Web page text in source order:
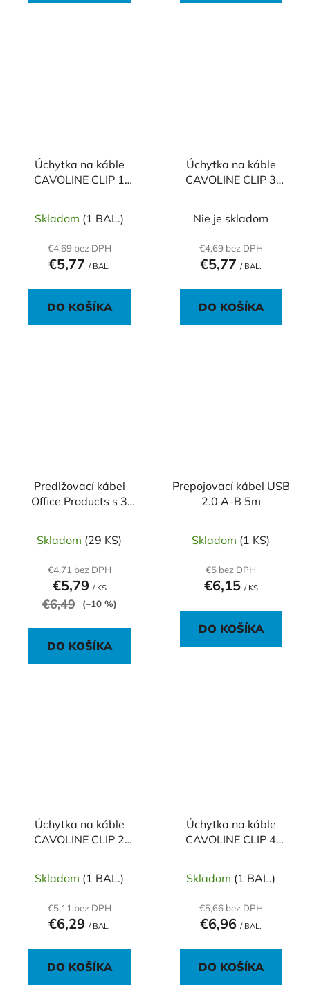
Úchytka na káble
CAVOLINE CLIP 1
Skladom (1 BAL.)
€4,69 bez DPH
€5,77 / BAL.
DO KOŠÍKA
Úchytka na káble
CAVOLINE CLIP 3
Nie je skladom
€4,69 bez DPH
€5,77 / BAL.
DO KOŠÍKA
Predlžovací kábel
Office Products s 3
Skladom (29 KS)
€4,71 bez DPH
€5,79 / KS
€6,49 (–10 %)
DO KOŠÍKA
Prepojovací kábel USB
2.0 A-B 5m
Skladom (1 KS)
€5 bez DPH
€6,15 / KS
DO KOŠÍKA
Úchytka na káble
CAVOLINE CLIP 2
Skladom (1 BAL.)
€5,11 bez DPH
€6,29 / BAL.
DO KOŠÍKA
Úchytka na káble
CAVOLINE CLIP 4
Skladom (1 BAL.)
€5,66 bez DPH
€6,96 / BAL.
DO KOŠÍKA